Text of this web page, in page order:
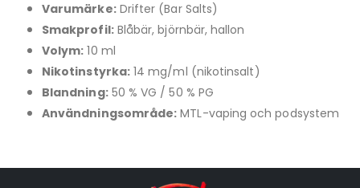
Varumärke:Drifter (Bar Salts)
Smakprofil:Blåbär, björnbär, hallon
Volym: 10 ml
Nikotinstyrka:14 mg/ml (nikotinsalt)
Blandning:50 % VG / 50 % PG
Användningsområde: MTL-vaping och podsystem